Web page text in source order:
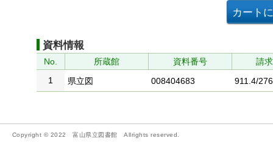
資料情報
No. 所蔵館 資料番号
請
1
県立図 008404683 911.4/
Copyright © 2022 富山県立図書館 Allrights reserved.